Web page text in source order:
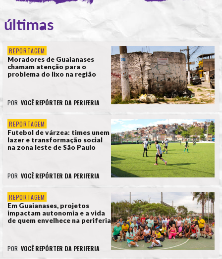
últimas
REPORTAGEM
Moradores de Guaianases
chamam atenção para o
problema do lixo na região
POR VOCÊ REPÓRTER DA PERIFERIA
REPORTAGEM
Futebol de várzea: times unem
lazer e transformação social
na zona leste de São Paulo
POR VOCÊ REPÓRTER DA PERIFERIA
REPORTAGEM
Em Guaianases, projetos
impactam autonomia e a vida
de quem envelhece na periferia
POR VOCÊ REPÓRTER DA PERIFERIA